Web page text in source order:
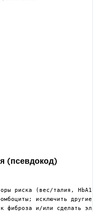
(псевдокод)
риска (вес/талия,
исключить
фиброза и/или сделать